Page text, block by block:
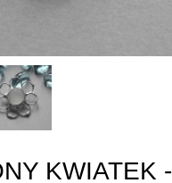
KWIATEK -